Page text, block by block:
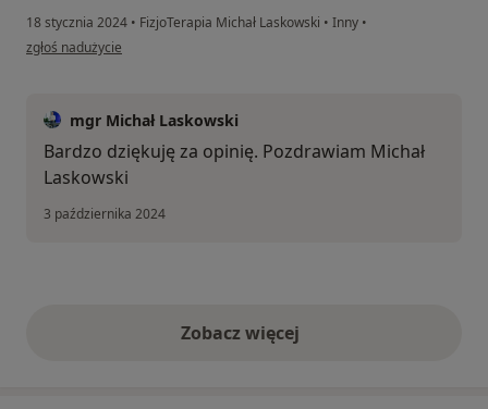
18 stycznia 2024 • FizjoTerapia Michał Laskowski • Inny •
w opinii użytkownika Anita
zgłoś nadużycie
mgr Michał Laskowski
Bardzo dziękuję za opinię. Pozdrawiam Michał
Laskowski
3 października 2024
Zobacz więcejopinie powyżej